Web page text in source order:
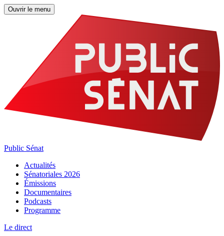
Ouvrir le menu
Public Sénat
Actualités
Sénatoriales 2026
Émissions
Documentaires
Podcasts
Programme
Le direct